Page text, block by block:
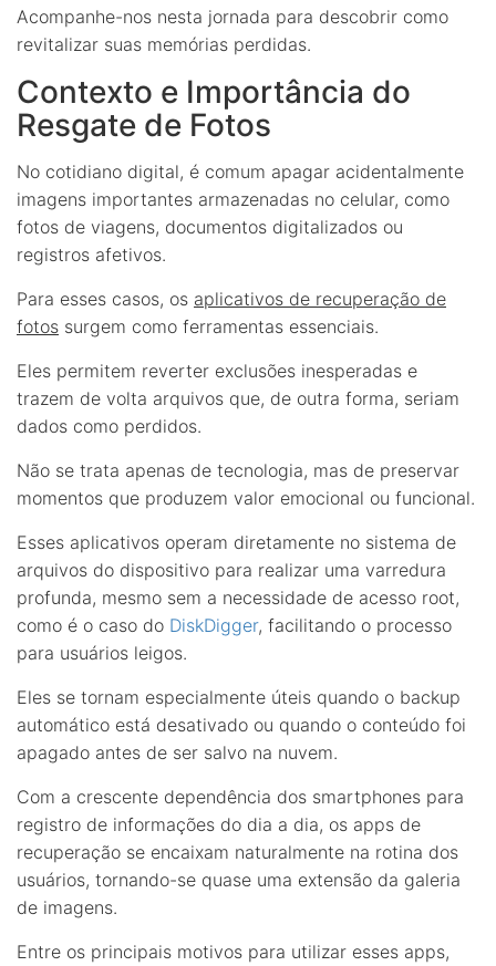
Acompanhe-nos nesta jornada para descobrir como
revitalizar suas memórias perdidas.
Contexto e Importância do
Resgate de Fotos
No cotidiano digital, é comum apagar acidentalmente
imagens importantes armazenadas no celular, como
fotos de viagens, documentos digitalizados ou
registros afetivos.
Para esses casos, os aplicativos de recuperação de
fotos surgem como ferramentas essenciais.
Eles permitem reverter exclusões inesperadas e
trazem de volta arquivos que, de outra forma, seriam
dados como perdidos.
Não se trata apenas de tecnologia, mas de preservar
momentos que produzem valor emocional ou funcional.
Esses aplicativos operam diretamente no sistema de
arquivos do dispositivo para realizar uma varredura
profunda, mesmo sem a necessidade de acesso root,
como é o caso do DiskDigger, facilitando o processo
para usuários leigos.
Eles se tornam especialmente úteis quando o backup
automático está desativado ou quando o conteúdo foi
apagado antes de ser salvo na nuvem.
Com a crescente dependência dos smartphones para
registro de informações do dia a dia, os apps de
recuperação se encaixam naturalmente na rotina dos
usuários, tornando-se quase uma extensão da galeria
de imagens.
Entre os principais motivos para utilizar esses apps,